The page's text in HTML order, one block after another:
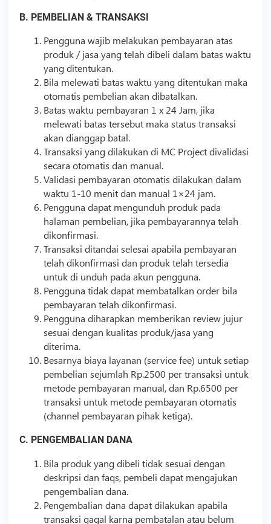
B. PEMBELIAN & TRANSAKSI
Pengguna wajib melakukan pembayaran atas
produk / jasa yang telah dibeli dalam batas waktu
yang ditentukan.
Bila melewati batas waktu yang ditentukan maka
otomatis pembelian akan dibatalkan.
Batas waktu pembayaran 1 x 24 Jam, jika
melewati batas tersebut maka status transaksi
akan dianggap batal.
Transaksi yang dilakukan di MC Project divalidasi
secara otomatis dan manual.
Validasi pembayaran otomatis dilakukan dalam
waktu 1-10 menit dan manual 1×24 jam.
Pengguna dapat mengunduh produk pada
halaman pembelian, jika pembayarannya telah
dikonfirmasi.
Transaksi ditandai selesai apabila pembayaran
telah dikonfirmasi dan produk telah tersedia
untuk di unduh pada akun pengguna.
Pengguna tidak dapat membatalkan order bila
pembayaran telah dikonfirmasi.
Pengguna diharapkan memberikan review jujur
sesuai dengan kualitas produk/jasa yang
diterima.
Besarnya biaya layanan (service fee) untuk setiap
pembelian sejumlah Rp.2500 per transaksi untuk
metode pembayaran manual, dan Rp.6500 per
transaksi untuk metode pembayaran otomatis
(channel pembayaran pihak ketiga).
C. PENGEMBALIAN DANA
Bila produk yang dibeli tidak sesuai dengan
deskripsi dan faqs, pembeli dapat mengajukan
pengembalian dana.
Pengembalian dana dapat dilakukan apabila
transaksi gagal karna pembatalan atau belum